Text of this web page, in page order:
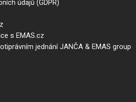
údajů (GDPR)
s EMAS.cz
jednání JANČA & EMAS group